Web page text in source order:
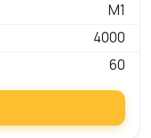
М1
4000
60